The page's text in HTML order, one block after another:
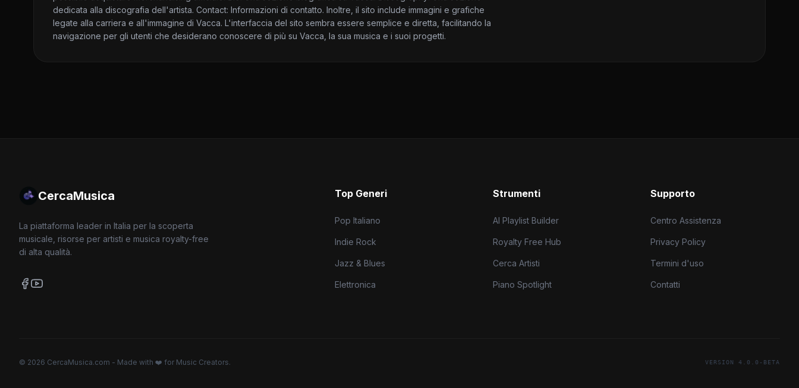
dedicata alla discografia dell'artista. Contact: Informazioni di contatto. Inoltre, il sito include immagini e grafiche
legate alla carriera e all'immagine di Vacca. L'interfaccia del sito sembra essere semplice e diretta, facilitando la
navigazione per gli utenti che desiderano conoscere di più su Vacca, la sua musica e i suoi progetti.
CercaMusica
La piattaforma leader in Italia per la scoperta
musicale, risorse per artisti e musica royalty-free
di alta qualità.
Top Generi
Pop Italiano
Indie Rock
Jazz & Blues
Elettronica
Strumenti
AI Playlist Builder
Royalty Free Hub
Cerca Artisti
Piano Spotlight
Supporto
Centro Assistenza
Privacy Policy
Termini d'uso
Contatti
© 2026 CercaMusica.com - Made with ❤️ for Music Creators. VERSION 4.0.0-BETA